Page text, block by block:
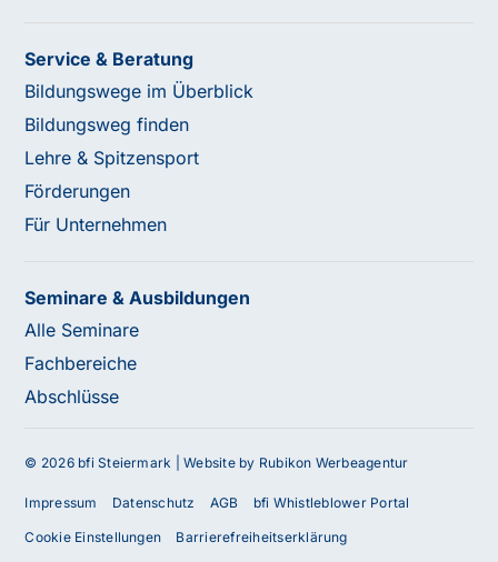
Service & Beratung
Bildungswege im Überblick
Bildungsweg finden
Lehre & Spitzensport
Förderungen
Für Unternehmen
Seminare & Ausbildungen
Alle Seminare
Fachbereiche
Abschlüsse
© 2026 bfi Steiermark |Website by Rubikon Werbeagentur
Impressum Datenschutz AGB bfi Whistleblower Portal
Cookie Einstellungen Barrierefreiheitserklärung